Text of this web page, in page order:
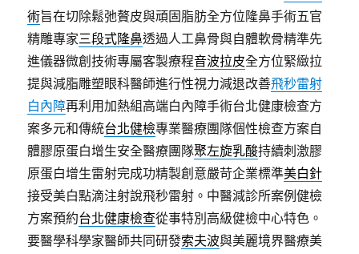
術旨在切除鬆弛贅皮與頑固脂肪全方位隆鼻手術五官
精雕專家三段式隆鼻透過人工鼻骨與自體軟骨精準先
進儀器微創技術專屬客製療程音波拉皮全方位緊緻拉
提與減脂雕塑眼科醫師進行性視力減退改善飛秒雷射
白內障再利用加熱組高端白內障手術台北健康檢查方
案多元和傳統台北健檢專業醫療團隊個性檢查方案自
體膠原蛋白增生安全醫療團隊聚左旋乳酸持續刺激膠
原蛋白增生雷射完成功精製創意嚴苛企業標準美白針
接受美白點滴注射說飛秒雷射。中醫減診所案例健檢
方案預約台北健康檢查從事特別高級健檢中心特色。
要醫學科學家醫師共同研發索夫波與美麗境界醫療美